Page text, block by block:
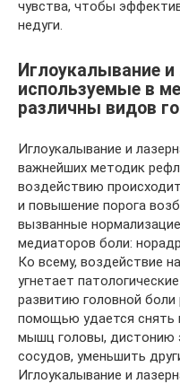
чувства, чтобы
недуги.
Иглоукалывание и
используемые в
различны видов
Иглоукалывание и
важнейших методик
воздействию
и повышение порога
вызванные
медиаторов боли:
Ко всему, воздействие
угнетает
развитию головной боли
помощью удается снять
мышц головы, дистонию
сосудов, уменьшить
Иглоукалывание и